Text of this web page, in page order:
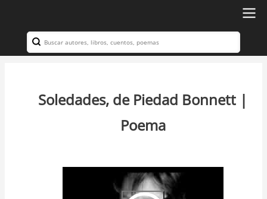
contenido
principal
Navegación
Search
Soledades, de Piedad Bonnett |
Poema
Video
Url